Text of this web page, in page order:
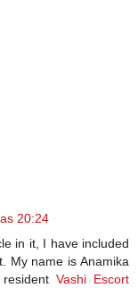
20:24
in it, I have included
My name is Anamika
Vashi Escort